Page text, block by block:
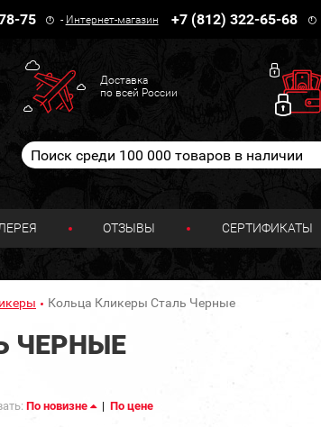
75 - Интернет-магазин +7 (812) 322-65-68
Доставка
по всей России
ОТЗЫВЫ СЕРТИФИКАТЫ
Кольца Кликеры Сталь Черные
ЧЕРНЫЕ
По новизне | По цене